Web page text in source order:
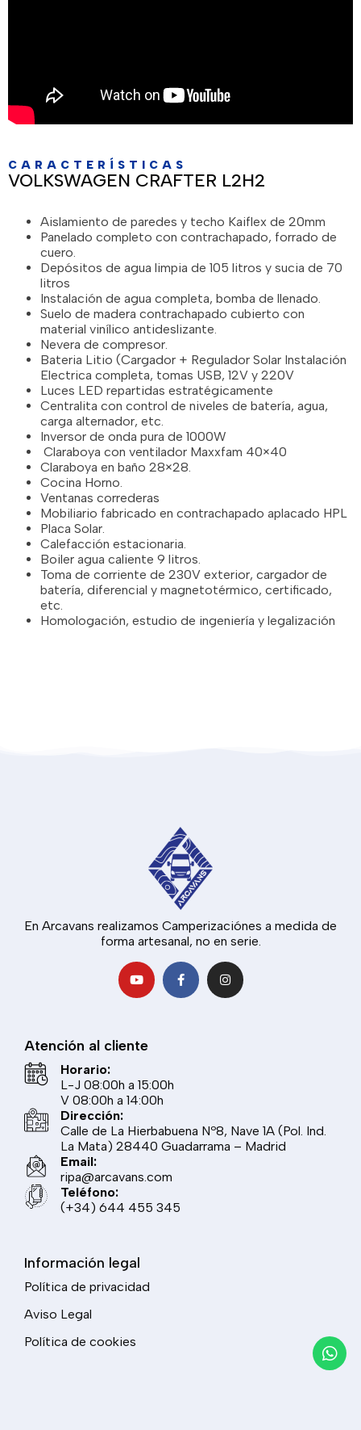
CARACTERÍSTICAS
VOLKSWAGEN CRAFTER L2H2
Aislamiento de paredes y techo Kaiflex de 20mm
Panelado completo con contrachapado, forrado de
cuero.
Depósitos de agua limpia de 105 litros y sucia de 70
litros
Instalación de agua completa, bomba de llenado.
Suelo de madera contrachapado cubierto con
material vinílico antideslizante.
Nevera de compresor.
Bateria Litio (Cargador + Regulador Solar Instalación
Electrica completa, tomas USB, 12V y 220V
Luces LED repartidas estratégicamente
Centralita con control de niveles de batería, agua,
carga alternador, etc.
Inversor de onda pura de 1000W
Claraboya con ventilador Maxxfam 40×40
Claraboya en baño 28×28.
Cocina Horno.
Ventanas correderas
Mobiliario fabricado en contrachapado aplacado HPL
Placa Solar.
Calefacción estacionaria.
Boiler agua caliente 9 litros.
Toma de corriente de 230V exterior, cargador de
batería, diferencial y magnetotérmico, certificado,
etc.
Homologación, estudio de ingeniería y legalización
En Arcavans realizamos Camperizaciónes a medida de
forma artesanal, no en serie.
Atención al cliente
Horario:
L-J 08:00h a 15:00h
V 08:00h a 14:00h
Dirección:
Calle de La Hierbabuena Nº8, Nave 1A (Pol. Ind.
La Mata) 28440 Guadarrama – Madrid
Email:
ripa@arcavans.com
Teléfono:
(+34) 644 455 345
Información legal
Política de privacidad
Aviso Legal
Política de cookies
Solicitar información sobre el
Nombre y Apellidos
Correo electrónico
Teléfono
¿En qué podemos ayudarte?
He leído y acepto la
ENVIAR
Solicitar información sobre la
Nombre y Apellidos
Correo electrónico
Teléfono
¿En qué podemos ayudarte?
He leído y acepto la
ENVIAR
Solicitar información sobre la
camperizada
Nombre y Apellidos
Correo electrónico
Teléfono
¿En qué podemos ayudarte?
He leído y acepto la
ENVIAR
Nombre y Apellidos
Correo electrónico
Teléfono
¿En qué podemos ayudarte?
He leído y acepto lapolítica de privacidad